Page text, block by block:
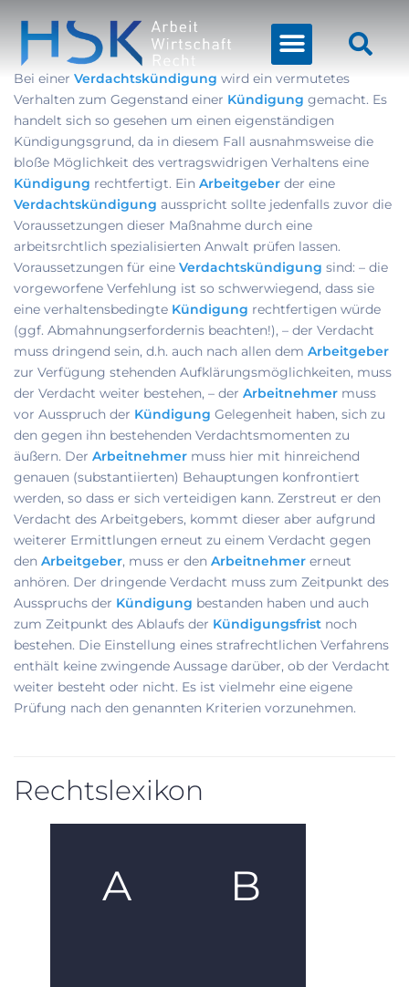
Bei einer Verdachtskündigung wird ein vermutetes
Verhalten zum Gegenstand einer Kündigung gemacht. Es
handelt sich so gesehen um einen eigenständigen
Kündigungsgrund, da in diesem Fall ausnahmsweise die
bloße Möglichkeit des vertragswidrigen Verhaltens eine
Kündigung rechtfertigt. Ein Arbeitgeber der eine
Verdachtskündigung ausspricht sollte jedenfalls zuvor die
Voraussetzungen dieser Maßnahme durch eine
arbeitsrchtlich spezialisierten Anwalt prüfen lassen.
Voraussetzungen für eine Verdachtskündigung sind: – die
vorgeworfene Verfehlung ist so schwerwiegend, dass sie
eine verhaltensbedingte Kündigung rechtfertigen würde
(ggf. Abmahnungserfordernis beachten!), – der Verdacht
muss dringend sein, d.h. auch nach allen dem Arbeitgeber
zur Verfügung stehenden Aufklärungsmöglichkeiten, muss
der Verdacht weiter bestehen, – der Arbeitnehmer muss
vor Ausspruch der Kündigung Gelegenheit haben, sich zu
den gegen ihn bestehenden Verdachtsmomenten zu
äußern. Der Arbeitnehmer muss hier mit hinreichend
genauen (substantiierten) Behauptungen konfrontiert
werden, so dass er sich verteidigen kann. Zerstreut er den
Verdacht des Arbeitgebers, kommt dieser aber aufgrund
weiterer Ermittlungen erneut zu einem Verdacht gegen
den Arbeitgeber, muss er den Arbeitnehmer erneut
anhören. Der dringende Verdacht muss zum Zeitpunkt des
Ausspruchs der Kündigung bestanden haben und auch
zum Zeitpunkt des Ablaufs der Kündigungsfrist noch
bestehen. Die Einstellung eines strafrechtlichen Verfahrens
enthält keine zwingende Aussage darüber, ob der Verdacht
weiter besteht oder nicht. Es ist vielmehr eine eigene
Prüfung nach den genannten Kriterien vorzunehmen.
Rechtslexikon
A B